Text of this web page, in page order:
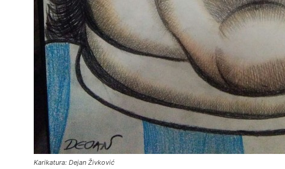
Karikatura: Dejan Živković